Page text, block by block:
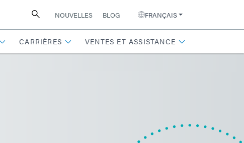
NOUVELLES BLOG FRANÇAIS
CARRIÈRES VENTES ET ASSISTANCE